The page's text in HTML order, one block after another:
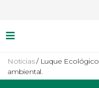
Noticias/ Luque
ambiental.